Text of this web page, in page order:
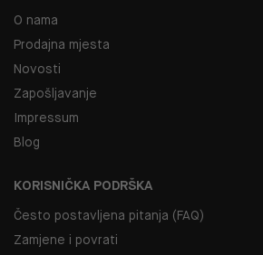
O nama
Prodajna mjesta
Novosti
Zapošljavanje
Impressum
Blog
KORISNIČKA PODRŠKA
Često postavljena pitanja (FAQ)
Zamjene i povrati